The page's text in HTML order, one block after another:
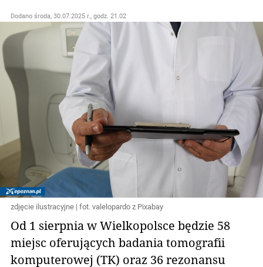
Dodano środa, 30.07.2025 r., godz. 21.02
zdjęcie ilustracyjne | fot. valelopardo z Pixabay
Od 1 sierpnia w Wielkopolsce będzie 58
miejsc oferujących badania tomografii
komputerowej (TK) oraz 36 rezonansu